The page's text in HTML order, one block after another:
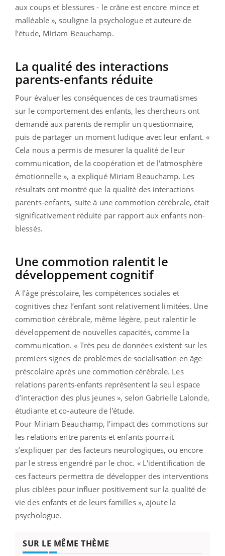
aux coups et blessures - le crâne est encore mince et
malléable », souligne la psychologue et auteure de
l’étude, Miriam Beauchamp.
La qualité des interactions
parents-enfants réduite
Pour évaluer les conséquences de ces traumatismes
sur le comportement des enfants, les chercheurs ont
demandé aux parents de remplir un questionnaire,
puis de partager un moment ludique avec leur enfant. «
Cela nous a permis de mesurer la qualité de leur
communication, de la coopération et de l'atmosphère
émotionnelle », a expliqué Miriam Beauchamp. Les
résultats ont montré que la qualité des interactions
parents-enfants, suite à une commotion cérébrale, était
significativement réduite par rapport aux enfants non-
blessés.
Une commotion ralentit le
développement cognitif
A l’âge préscolaire, les compétences sociales et
cognitives chez l’enfant sont relativement limitées. Une
commotion cérébrale, même légère, peut ralentir le
développement de nouvelles capacités, comme la
communication. « Très peu de données existent sur les
premiers signes de problèmes de socialisation en âge
préscolaire après une commotion cérébrale. Les
relations parents-enfants représentent la seul espace
d’interaction des plus jeunes », selon Gabrielle Lalonde,
étudiante et co-auteure de l'étude.
Pour Miriam Beauchamp, l’impact des commotions sur
les relations entre parents et enfants pourrait
s’expliquer par des facteurs neurologiques, ou encore
par le stress engendré par le choc. « L'identification de
ces facteurs permettra de développer des interventions
plus ciblées pour influer positivement sur la qualité de
vie des enfants et de leurs familles », ajoute la
psychologue.
SUR LE MÊME THÈME